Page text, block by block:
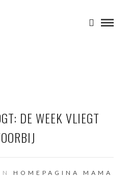
DE WEEK VLIEGT
HOMEPAGINA
MAMA